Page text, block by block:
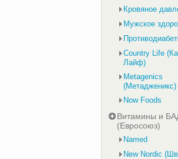
Кровяное
Мужское
Country Life
Лайф)
Metagenics
(Метадженикс)
Now Foods
Витамины и
(Евросоюз)
Named
New Nordic